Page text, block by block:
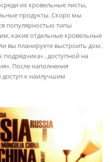
их кровельные листы,
продукты. Скоро мы
популярностью типы
какие отдельные кровельные
вы планируете выстроить дом,
подрядчика» , доступной на
После наполнения
к наилучшим